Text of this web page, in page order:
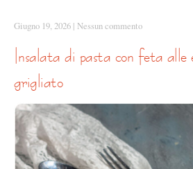
Giugno 19, 2026 | Nessun commento
insalata di pasta con feta alle erbe e pollo
grigliato